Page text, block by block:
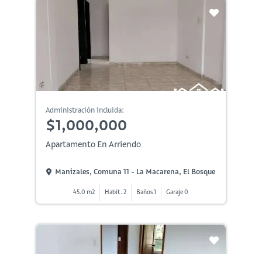
Administración incluida:
$1,000,000
Apartamento En Arriendo
Manizales, Comuna 11 - La Macarena, El Bosque
45.0 m2 Habit. 2 Baños 1 Garaje 0